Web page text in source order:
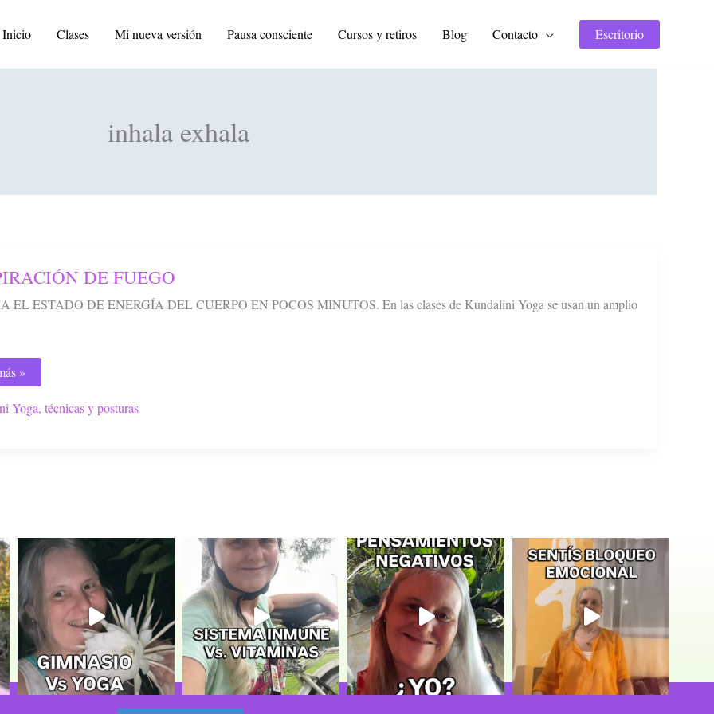
Inicio Clases Mi nueva versión Pausa consciente Cursos y retiros Blog Contacto Escritorio
inhala exhala
DE FUEGO
EL ESTADO DE ENERGÍA DEL CUERPO EN POCOS MINUTOS. En las clases de Kundalini Yoga se usan un amplio
»
Yoga, técnicas y posturas